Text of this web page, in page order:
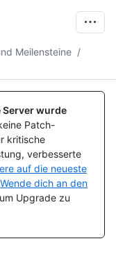
Meilensteine /
Server wurde
Patch-
kritische
verbesserte
auf die neueste
Wende dich an den
Upgrade zu